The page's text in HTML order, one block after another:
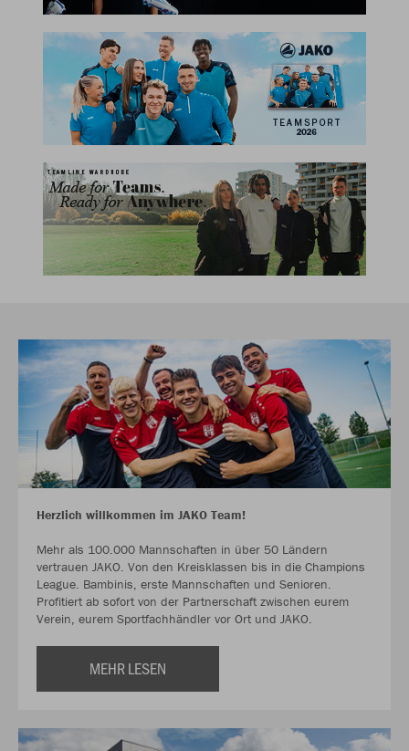
Herzlich willkommen im JAKO Team!
Mehr als 100.000 Mannschaften in über 50 Ländern
vertrauen JAKO. Von den Kreisklassen bis in die Champions
League. Bambinis, erste Mannschaften und Senioren.
Profitiert ab sofort von der Partnerschaft zwischen eurem
Verein, eurem Sportfachhändler vor Ort und JAKO.
MEHR LESEN